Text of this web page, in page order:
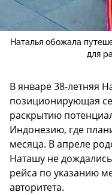
Наталья обожала
для
В январе 38-летняя
позиционирующая
раскрытию
Индонезию, где
месяца. В апреле
Наташу не
рейса по указанию
авторитета.